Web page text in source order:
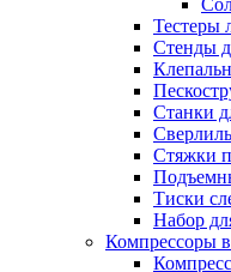
Тестеры
Стенды
Станки
Стяжки
Тиски
Набор
Компрессоры